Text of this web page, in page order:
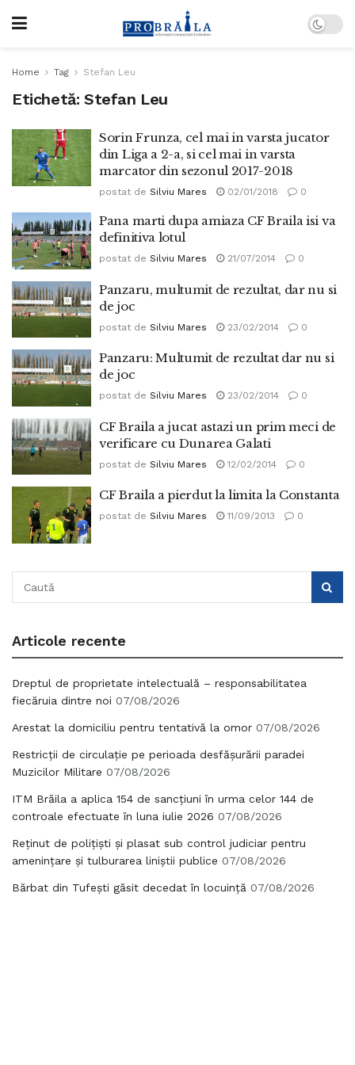
Home Tag Stefan Leu
Etichetă: Stefan Leu
Sorin Frunza, cel mai in varsta jucator
din Liga a 2-a, si cel mai in varsta
marcator din sezonul 2017-2018
postat de Silviu Mares 02/01/2018 0
Pana marti dupa amiaza CF Braila isi va
definitiva lotul
postat de Silviu Mares 21/07/2014 0
Panzaru, multumit de rezultat, dar nu si
de joc
postat de Silviu Mares 23/02/2014 0
Panzaru: Multumit de rezultat dar nu si
de joc
postat de Silviu Mares 23/02/2014 0
CF Braila a jucat astazi un prim meci de
verificare cu Dunarea Galati
postat de Silviu Mares 12/02/2014 0
CF Braila a pierdut la limita la Constanta
postat de Silviu Mares 11/09/2013 0
Articole recente
Dreptul de proprietate intelectuală – responsabilitatea
fiecăruia dintre noi 07/08/2026
Arestat la domiciliu pentru tentativă la omor 07/08/2026
Restricții de circulație pe perioada desfășurării paradei
Muzicilor Militare 07/08/2026
ITM Brăila a aplica 154 de sancțiuni în urma celor 144 de
controale efectuate în luna iulie 2026 07/08/2026
Reținut de polițiști și plasat sub control judiciar pentru
amenințare și tulburarea liniștii publice 07/08/2026
Bărbat din Tufești găsit decedat în locuință 07/08/2026